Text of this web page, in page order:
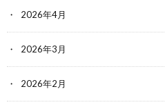
2026年4月
2026年3月
2026年2月